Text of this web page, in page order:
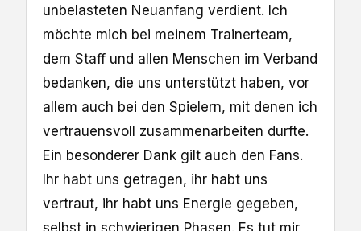
unbelasteten Neuanfang verdient. Ich
möchte mich bei meinem Trainerteam,
dem Staff und allen Menschen im Verband
bedanken, die uns unterstützt haben, vor
allem auch bei den Spielern, mit denen ich
vertrauensvoll zusammenarbeiten durfte.
Ein besonderer Dank gilt auch den Fans.
Ihr habt uns getragen, ihr habt uns
vertraut, ihr habt uns Energie gegeben,
selbst in schwierigen Phasen. Es tut mir